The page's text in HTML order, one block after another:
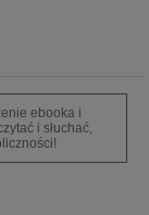
ebooka i
i słuchać,